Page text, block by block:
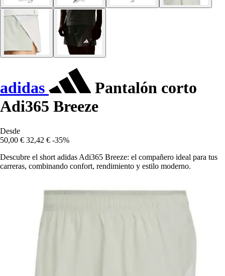
adidas
Pantalón corto
Adi365 Breeze
Desde
50,00 € 32,42 € -35%
Descubre el short adidas Adi365 Breeze: el compañero ideal para tus
carreras, combinando confort, rendimiento y estilo moderno.